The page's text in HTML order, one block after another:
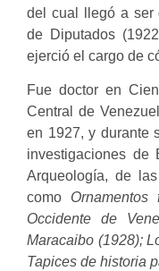
del cual llegó a ser
de Diputados
ejerció el cargo de
Fue doctor en
Central de
en 1927, y durante
investigaciones de
Arqueología, de
como
Occidente de
Maracaibo (1928);
Tapices de historia